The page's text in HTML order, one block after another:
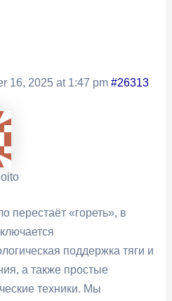
16, 2025 at 1:47 pm #26313
перестаёт «гореть», в
поддержка тяги и
а также простые
техники. Мы